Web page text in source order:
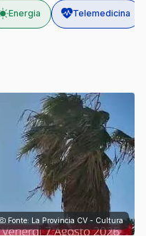
Energia Telemedicina
Fonte: La Provincia CV - Cultura